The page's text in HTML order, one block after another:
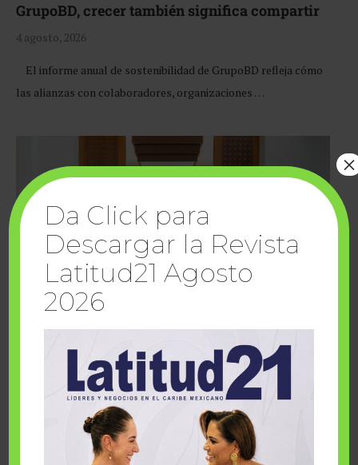
GrupoBD, crecer también significa compartir
4 agosto, 2026
El informe anual de sostenibilidad de GrupoBD refleja cómo
las alianzas con colaboradores, organizaciones …
Cuando la solidaridad inspira; cumplen
sueños Fairmont Mayakoba y Make-A-Wish
Da Click para
Descargar la Revista
Latitud21 Agosto
2026
×